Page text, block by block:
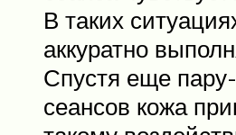
В таких
аккуратно
Спустя еще
сеансов кожа